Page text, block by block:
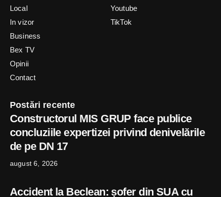
Local
In vizor
Business
Bex TV
Opinii
Contact
Youtube
TikTok
Postări recente
Constructorul MIS GRUP face publice
concluziile expertizei privind denivelările
de pe DN 17
august 6, 2026
Accident la Beclean: șofer din SUA cu